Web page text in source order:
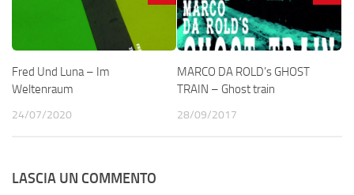
Fred Und Luna – Im
Weltenraum
24/07/2020
MARCO DA ROLD’s GHOST
TRAIN – Ghost train
28/09/2017
LASCIA UN COMMENTO